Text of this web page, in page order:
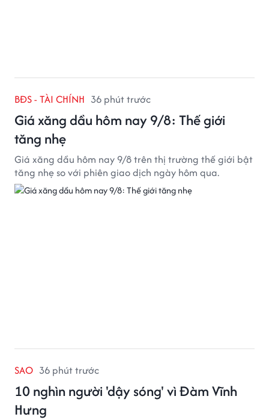
BĐS - TÀI CHÍNH 36 phút trước
Giá xăng dầu hôm nay 9/8: Thế giới
tăng nhẹ
Giá xăng dầu hôm nay 9/8 trên thị trường thế giới bật
tăng nhẹ so với phiên giao dịch ngày hôm qua.
SAO 36 phút trước
10 nghìn người 'dậy sóng' vì Đàm Vĩnh
Hưng